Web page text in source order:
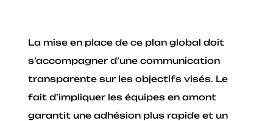
La mise en place de ce plan global doit
s’accompagner d’une communication
transparente sur les objectifs visés. Le
fait d’impliquer les équipes en amont
garantit une adhésion plus rapide et un